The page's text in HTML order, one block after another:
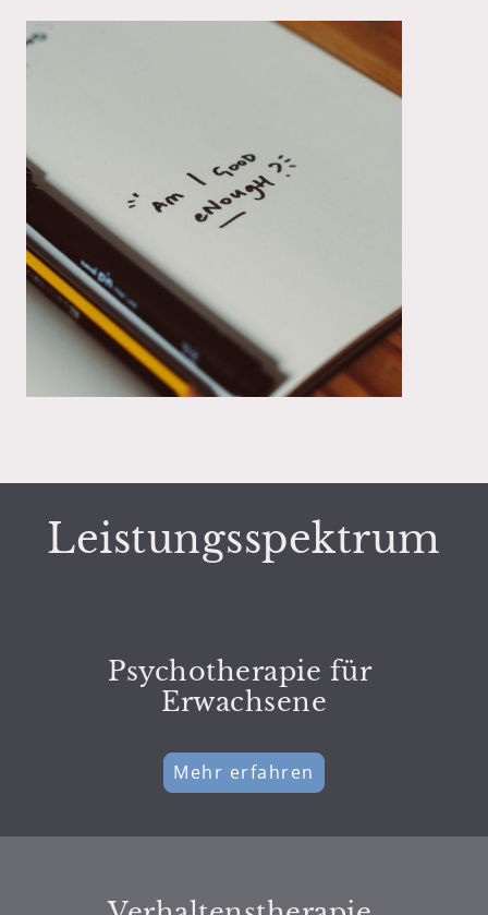
Leistungsspektrum
Psychotherapie für
Erwachsene
Mehr erfahren